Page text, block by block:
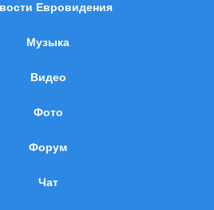
Евровидения
Музыка
Видео
Фото
Форум
Чат